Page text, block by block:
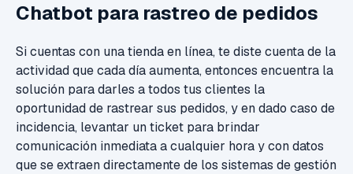
Chatbot para rastreo de pedidos
Si cuentas con una tienda en línea, te diste cuenta de la
actividad que cada día aumenta, entonces encuentra la
solución para darles a todos tus clientes la
oportunidad de rastrear sus pedidos, y en dado caso de
incidencia, levantar un ticket para brindar
comunicación inmediata a cualquier hora y con datos
que se extraen directamente de los sistemas de gestión